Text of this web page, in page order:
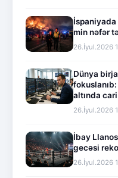
İspaniyada
min nəfər
26.İyul.2026
Dünya
altında
26.İyul.2026
İbay
gecəsi
26.İyul.2026